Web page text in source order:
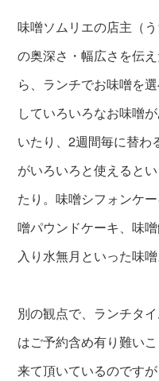
味噌ソムリエの店主（
の奥深さ・幅広さを伝
ら、 ランチでお味噌を
していろいろなお味噌
いたり、2週間毎に替わ
がいろいろと使えると
たり。味噌シフォンケ
噌パウンドケーキ、味
入り水無月といった味噌
別の観点で、ランチタ
はご予約含め有り難い
来て頂いているのです